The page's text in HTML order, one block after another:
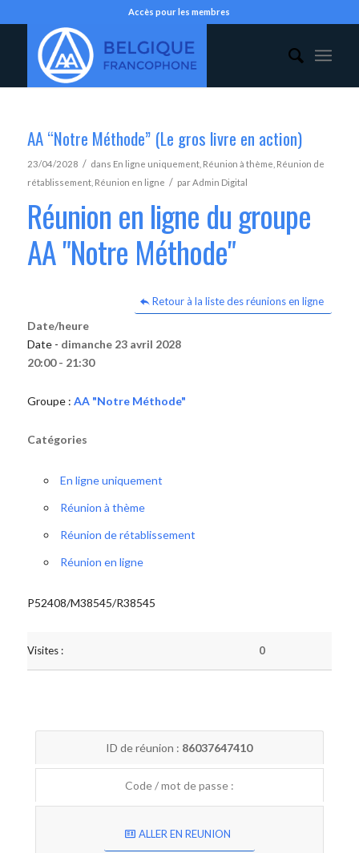
Accès pour les membres
AA “Notre Méthode” (Le gros livre en action)
23/04/2028 / dans En ligne uniquement, Réunion à thème Réunion de
rétablissement, Réunion en ligne / parAdmin Digital
Réunion en ligne du groupe
AA "Notre Méthode"
Retour à la liste des réunions en ligne
Date/heure
Date - dimanche 23 avril 2028
20:00 - 21:30
Groupe : AA "Notre Méthode"
Catégories
En ligne uniquement
Réunion à thème
Réunion de rétablissement
Réunion en ligne
P52408/M38545/R38545
Visites : 0
ID de réunion : 86037647410
Code / mot de passe :
ALLER EN REUNION